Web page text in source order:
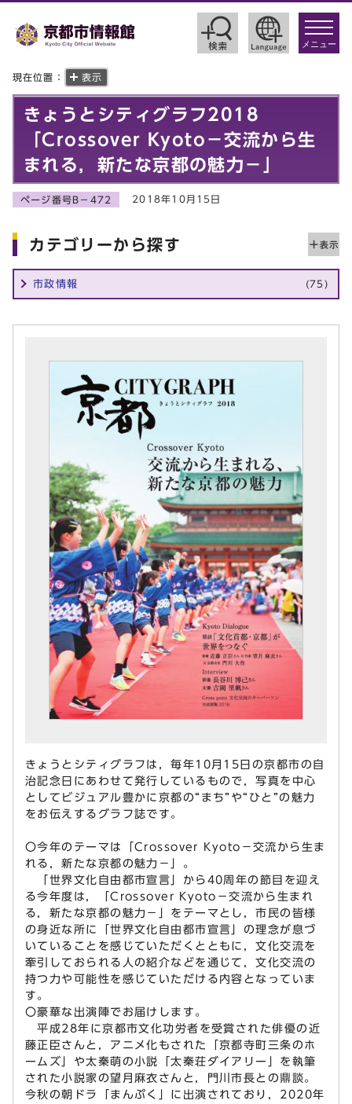
toggle
メニュー
現在位置： 表示
きょうとシティグラフ2018
「Crossover Kyoto－交流から生
まれる，新たな京都の魅力－」
ページ番号B－472 2018年10月15日
カテゴリーから探す
市政情報 (75)
きょうとシティグラフは，毎年10月15日の京都市の自
治記念日にあわせて発行しているもので，写真を中心
としてビジュアル豊かに京都の“まち”や“ひと”の魅力
をお伝えするグラフ誌です。
〇今年のテーマは「Crossover Kyoto－交流から生ま
れる，新たな京都の魅力－」。
「世界文化自由都市宣言」から40周年の節目を迎え
る今年度は，「Crossover Kyoto－交流から生まれ
る，新たな京都の魅力－」をテーマとし，市民の皆様
の身近な所に「世界文化自由都市宣言」の理念が息づ
いていることを感じていただくとともに，文化交流を
牽引しておられる人の紹介などを通じて，文化交流の
持つ力や可能性を感じていただける内容となっていま
す。
〇豪華な出演陣でお届けします。
平成28年に京都市文化功労者を受賞された俳優の近
藤正臣さんと，アニメ化もされた「京都寺町三条のホ
ームズ」や太秦萌の小説「太秦荘ダイアリー」を執筆
された小説家の望月麻衣さんと，門川市長との鼎談。
今秋の朝ドラ「まんぷく」に出演されており，2020年